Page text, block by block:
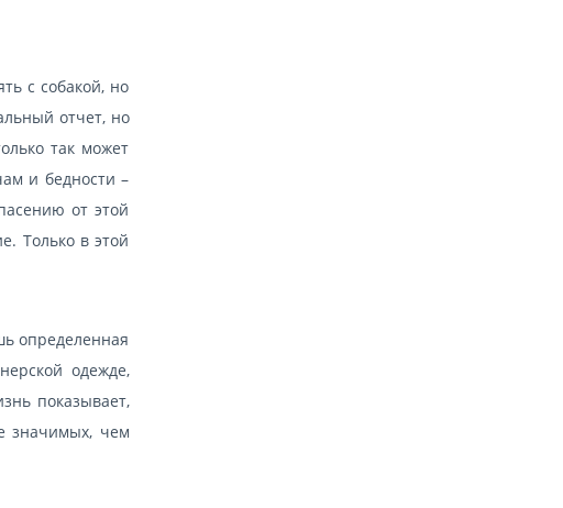
с собакой, но
отчет, но
так может
и бедности –
от этой
Только в этой
определенная
одежде,
показывает,
значимых, чем